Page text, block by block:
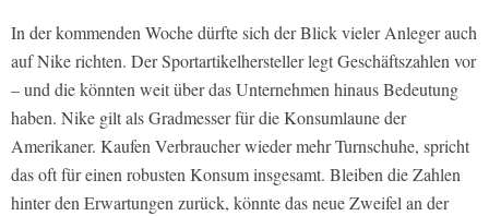
In der kommenden Woche dürfte sich der Blick vieler Anleger auch
auf Nike richten. Der Sportartikelhersteller legt Geschäftszahlen vor
– und die könnten weit über das Unternehmen hinaus Bedeutung
haben. Nike gilt als Gradmesser für die Konsumlaune der
Amerikaner. Kaufen Verbraucher wieder mehr Turnschuhe, spricht
das oft für einen robusten Konsum insgesamt. Bleiben die Zahlen
hinter den Erwartungen zurück, könnte das neue Zweifel an der